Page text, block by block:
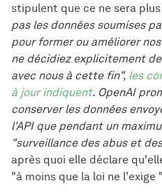
stipulent que ce ne sera
pas les données soumises
pour former ou améliorer
ne décidiez explicitement
avec nous à cette fin", les
à jour indiquent. OpenAI
conserver les données
l'API que pendant un
"surveillance des abus et
après quoi elle déclare
"à moins que la loi ne l'exige